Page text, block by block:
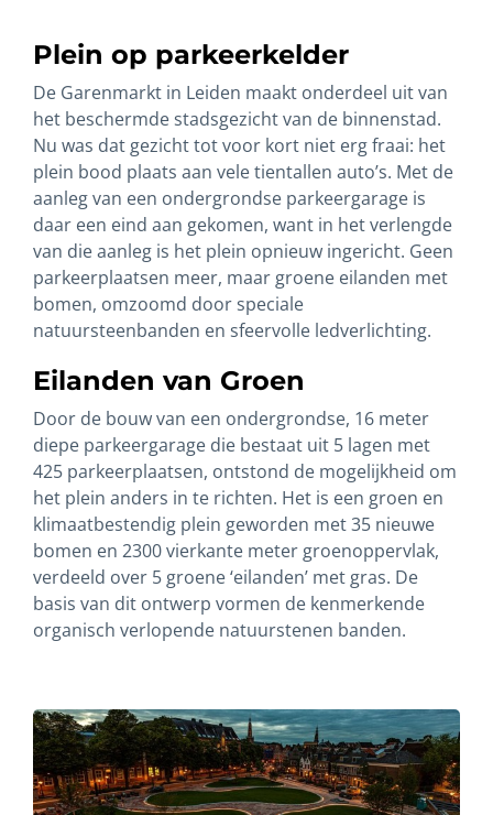
Plein op parkeerkelder
De Garenmarkt in Leiden maakt onderdeel uit van
het beschermde stadsgezicht van de binnenstad.
Nu was dat gezicht tot voor kort niet erg fraai: het
plein bood plaats aan vele tientallen auto’s. Met de
aanleg van een ondergrondse parkeergarage is
daar een eind aan gekomen, want in het verlengde
van die aanleg is het plein opnieuw ingericht. Geen
parkeerplaatsen meer, maar groene eilanden met
bomen, omzoomd door speciale
natuursteenbanden en sfeervolle ledverlichting.
Eilanden van Groen
Door de bouw van een ondergrondse, 16 meter
diepe parkeergarage die bestaat uit 5 lagen met
425 parkeerplaatsen, ontstond de mogelijkheid om
het plein anders in te richten. Het is een groen en
klimaatbestendig plein geworden met 35 nieuwe
bomen en 2300 vierkante meter groenoppervlak,
verdeeld over 5 groene ‘eilanden’ met gras. De
basis van dit ontwerp vormen de kenmerkende
organisch verlopende natuurstenen banden.